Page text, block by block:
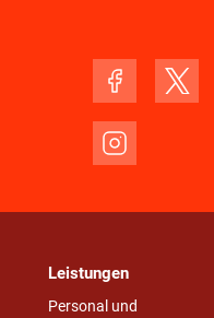
Leistungen
Personal und